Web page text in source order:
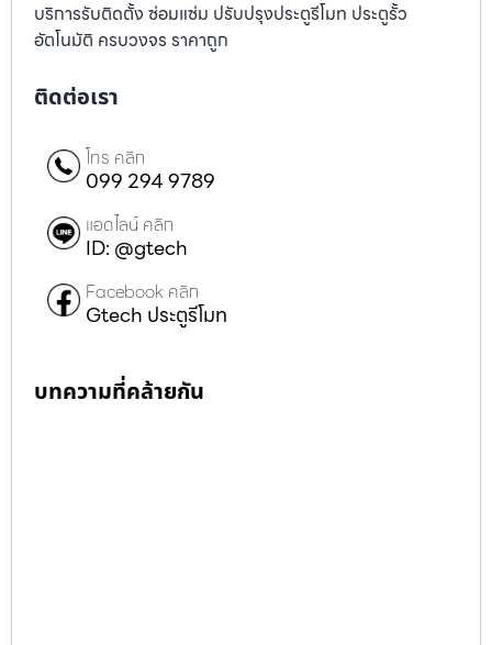
บริการรับติดตั้ง ซ่อมแซ่ม ปรับปรุงประตูรีโมท ประตูรั้ว
อัตโนมัติ ครบวงจร ราคาถูก
ติดต่อเรา
โทร คลิก
099 294 9789
แอดไลน์ คลิก
ID: @gtech
Facebook คลิก
Gtech ประตูรีโมท
บทความที่คล้ายกัน